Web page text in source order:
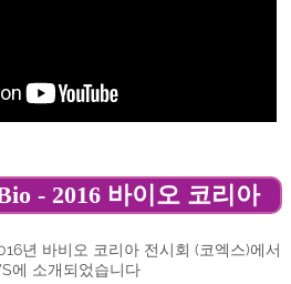
년 바비오 코리아 전시회 (코엑스)에서
에 소개되었습니다
- 2016 바이오 코리아